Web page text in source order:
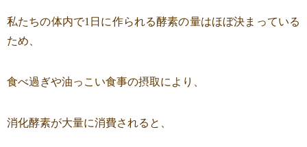
私たちの体内で1日に作られる酵素の量はほぼ決まっている
ため、
食べ過ぎや油っこい食事の摂取により、
消化酵素が大量に消費されると、